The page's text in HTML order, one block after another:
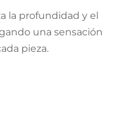
la profundidad y el
una sensación
pieza.